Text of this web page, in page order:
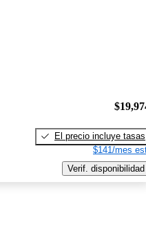
El precio incluye tasas
$141/mes
Verif. disponibilidad